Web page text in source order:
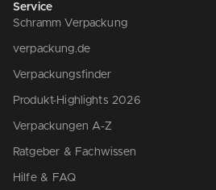
Service
Schramm Verpackung
verpackung.de
Verpackungsfinder
Produkt-Highlights 2026
Verpackungen A-Z
Ratgeber & Fachwissen
Hilfe & FAQ